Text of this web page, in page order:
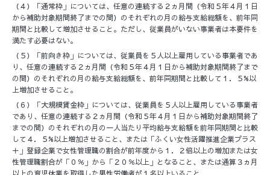
（４）「通常枠」については、任意の連続する２ヵ月間（令和５年４月１日
から補助対象期間終了までの間）のそれぞれの月の給与支給総額を、前年同
期間と比較して増加させること。ただし、従業員がいない事業者は本要件を
満たす必要はない。
（５）「前向き枠」については、従業員を５人以上雇用している事業者であ
り、任意の連続する２ヵ月間（令和５年４月１日から補助対象期間終了まで
の間）のそれぞれの月の給与支給総額を、前年同期間と比較して１．５%以
上増加させること。
（６）「大規模賃金枠」については、従業員を５人以上雇用している事業者
であり、任意の連続する２ヵ月間（令和５年４月１日から補助対象期間終了
までの間）のそれぞれの月の一人当たり平均給与支給額を前年同期間と比較
して４．５%以上増加させること、または「ふくい女性活躍推進企業プラス
＋」登録企業で女性管理職の割合が前年度から１．２倍以上の増加または女
性管理職割合が「０％」から「２０％以上」となること、または通算３ヵ月
以上の育児休業を取得した男性労働者が１名以上いること